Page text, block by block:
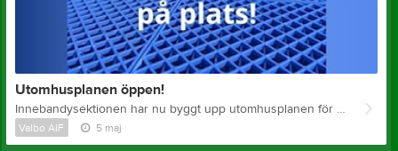
Utomhusplanen öppen!
Innebandysektionen har nu byggt upp utomhusplanen för innebandy brevid tennishallen nere vid Valbo Sportcentrum. Vill du boka planen gör det det via vår bokningskalender Du behöver själv ha med klubba och boll då vi inte längre kan ha några för utlåning. När det blir sommar på riktigt och sommarlov kommer vi att öppna upp för allmänheten dagtid som tidigare år. Hjälp oss att ta hand om planen, våra mål och sargen! Om något går sönder när du är där vill vi att du hör av dig till oss via mail, info@valboaif.se eller så kan du kontakta nåon ledare i föreningen. Planen är till för innebandybollar och inte puckar! Gympaskor funkar också men inte inlines. Tack för att vi hjälps åt och tar hand om planen! Häslningar Innebandysektionens styrelse
Valbo AIF 5 maj